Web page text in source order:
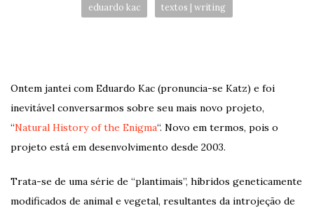
eduardo kac textos | writing
Ontem jantei com Eduardo Kac (pronuncia-se Katz) e foi
inevitável conversarmos sobre seu mais novo projeto,
“Natural History of the Enigma“. Novo em termos, pois o
projeto está em desenvolvimento desde 2003.
Trata-se de uma série de “plantimais”, híbridos geneticamente
modificados de animal e vegetal, resultantes da introjeção de